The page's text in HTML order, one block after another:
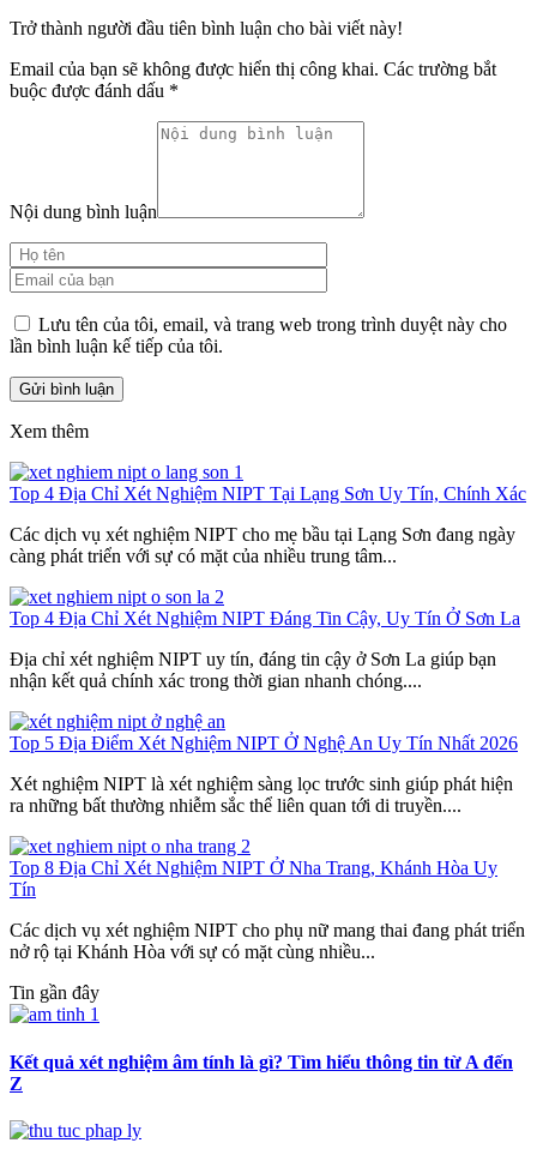
Trở thành người đầu tiên bình luận cho bài viết này!
Email của bạn sẽ không được hiển thị công khai. Các trường bắt
buộc được đánh dấu *
Nội dung bình luận
Lưu tên của tôi, email, và trang web trong trình duyệt này cho
lần bình luận kế tiếp của tôi.
Xem thêm
Top 4 Địa Chỉ Xét Nghiệm NIPT Tại Lạng Sơn Uy Tín, Chính Xác
Các dịch vụ xét nghiệm NIPT cho mẹ bầu tại Lạng Sơn đang ngày
càng phát triển với sự có mặt của nhiều trung tâm...
Top 4 Địa Chỉ Xét Nghiệm NIPT Đáng Tin Cậy, Uy Tín Ở Sơn La
Địa chỉ xét nghiệm NIPT uy tín, đáng tin cậy ở Sơn La giúp bạn
nhận kết quả chính xác trong thời gian nhanh chóng....
Top 5 Địa Điểm Xét Nghiệm NIPT Ở Nghệ An Uy Tín Nhất 2026
Xét nghiệm NIPT là xét nghiệm sàng lọc trước sinh giúp phát hiện
ra những bất thường nhiễm sắc thể liên quan tới di truyền....
Top 8 Địa Chỉ Xét Nghiệm NIPT Ở Nha Trang, Khánh Hòa Uy
Tín
Các dịch vụ xét nghiệm NIPT cho phụ nữ mang thai đang phát triển
nở rộ tại Khánh Hòa với sự có mặt cùng nhiều...
Tin gần đây
Kết quả xét nghiệm âm tính là gì? Tìm hiểu thông tin từ A đến
Z